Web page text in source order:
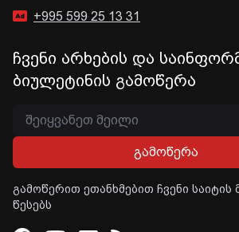
+995 599 25 13 31
ჩვენი არხების და
ბიულეტინის გამოწერა
გამოწერა
გამოწერით ეთანხმებით ჩვენი საიტის
წესებს